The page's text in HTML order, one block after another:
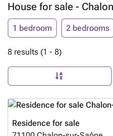
House for sale -
1 bedroom 2 bedrooms
8 results (1 - 8)
Residence for sale